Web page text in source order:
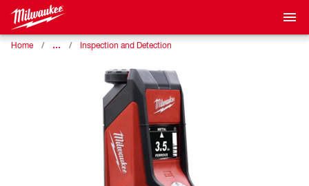
Home … Inspection and Detection